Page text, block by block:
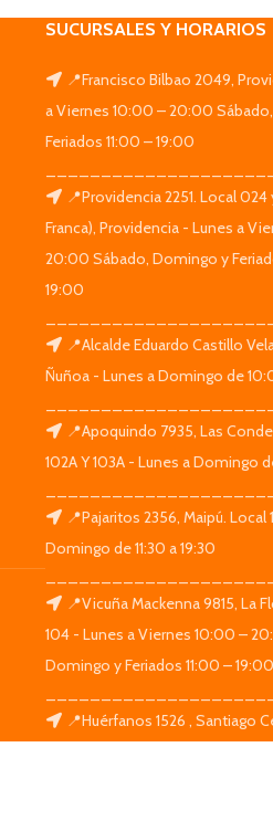
SUCURSALES Y HORARIOS
📍Francisco Bilbao 2049,
a Viernes 10:00 – 20:00
Feriados 11:00 – 19:00
📍Providencia 2251. Local
Franca), Providencia - Lunes a
20:00 Sábado, Domingo y
19:00
📍Alcalde Eduardo Castillo
Ñuñoa - Lunes a Domingo de
📍Apoquindo 7935, Las
102A Y 103A - Lunes a Domingo
📍Pajaritos 2356, Maipú. Local
Domingo de 11:30 a 19:30
📍Vicuña Mackenna 9815, La
104 - Lunes a Viernes 10:00 –
Domingo y Feriados 11:00 – 19:00
📍Huérfanos 1526 , Santiago